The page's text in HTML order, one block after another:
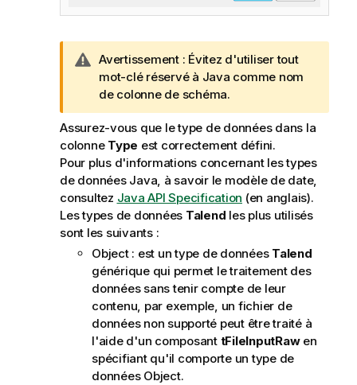
N
o
t
e
I
n
f
o
r
m
a
t
i
o
n
s
Avertissement : Évitez d'utiliser tout
mot-clé réservé à Java comme nom
de colonne de schéma.
Assurez-vous que le type de données dans la
colonne Type est correctement défini.
Pour plus d'informations concernant les types
de données Java, à savoir le modèle de date,
consultez Java API Specification (en anglais).
Les types de données Talend les plus utilisés
sont les suivants :
Object : est un type de données Talend
générique qui permet le traitement des
données sans tenir compte de leur
contenu, par exemple, un fichier de
données non supporté peut être traité à
l'aide d'un composant tFileInputRawen
spécifiant qu'il comporte un type de
données Object.